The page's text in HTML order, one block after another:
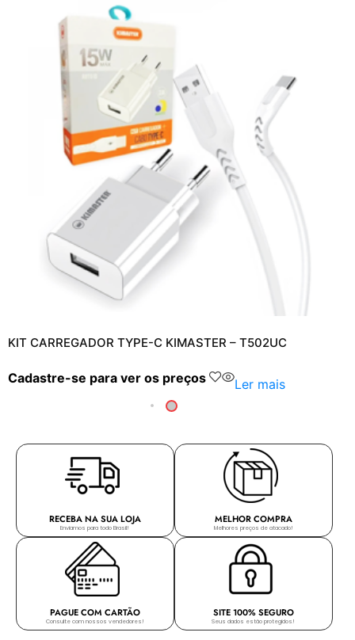
KIT CARREGADOR TYPE-C KIMASTER – T502UC
Cadastre-se para ver os preços Ler mais
RECEBA NA SUA LOJA
Enviamos para todo Brasil!
MELHOR COMPRA
Melhores preços de atacado!
PAGUE COM CARTÃO
Consulte com nossos vendedores!
SITE 100% SEGURO
Seus dados estão protegidos!